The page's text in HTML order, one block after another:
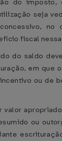
do imposto,
seja
no
fiscal
do saldo
em que
ou de
valor
ou